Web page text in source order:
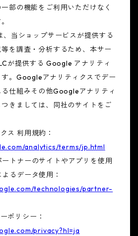
部の機能をご利用いただけなく
、当ショップサービスが提供する
を調査・分析するため、本サー
が提供する Google アナリティ
。Googleアナリティクスでデー
仕組みその他Googleアナリティ
きましては、同社のサイトをご
ス 利用規約：
analytics/terms/jp.html
トナーのサイトやアプリを使用
るデータ使用：
technologies/partner-
ポリシー：
privacy?hl=ja